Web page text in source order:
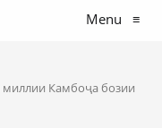
Menu ≡
Камбоҷа бозии